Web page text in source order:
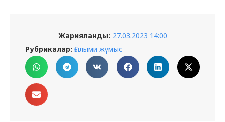
Жарияланды: 27.03.2023 14:00
Рубрикалар: Ғылыми жұмыс